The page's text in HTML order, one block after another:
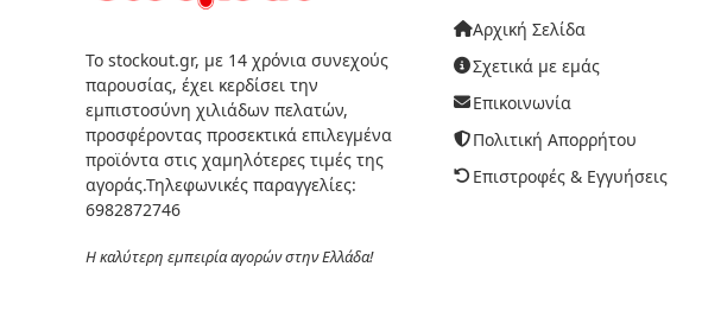
Το stockout.gr, με 14 χρόνια συνεχούς
παρουσίας, έχει κερδίσει την
εμπιστοσύνη χιλιάδων πελατών,
προσφέροντας προσεκτικά επιλεγμένα
προϊόντα στις χαμηλότερες τιμές της
αγοράς.Τηλεφωνικές παραγγελίες:
6982872746
Η καλύτερη εμπειρία αγορών στην Ελλάδα!
Αρχική Σελίδα
Σχετικά με εμάς
Επικοινωνία
Πολιτική Απορρήτου
Επιστροφές & Εγγυήσεις